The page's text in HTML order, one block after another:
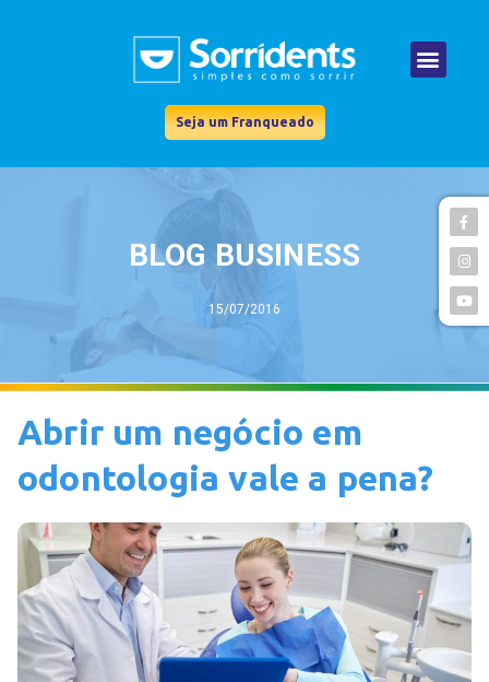
Seja um Franqueado
BLOG BUSINESS
15/07/2016
Abrir um negócio em
odontologia vale a pena?